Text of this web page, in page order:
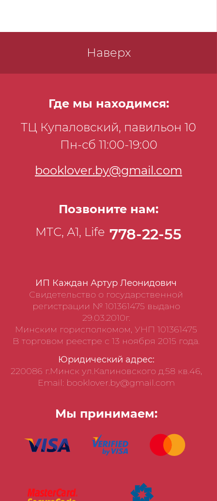
Наверх
ИП Каждан Артур Леонидович
Свидетельство о государственной
регистрации № 101361475 выдано
29.03.2010г.
Минским горисполкомом, УНП 101361475
В торговом реестре с 13 ноября 2015 года.
Юридический адрес:
220086 г.Минск ул.Калиновского д.58 кв.46,
Email: booklover.by@gmail.com
Мы принимаем:
Где мы находимся:
ТЦ Купаловский, павильон 10
Пн-сб 11:00-19:00
booklover.by@gmail.com
Позвоните нам:
МТС, А1, Life 778-22-55